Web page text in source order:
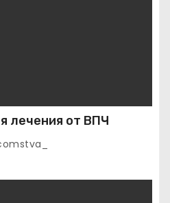
лечения от ВПЧ